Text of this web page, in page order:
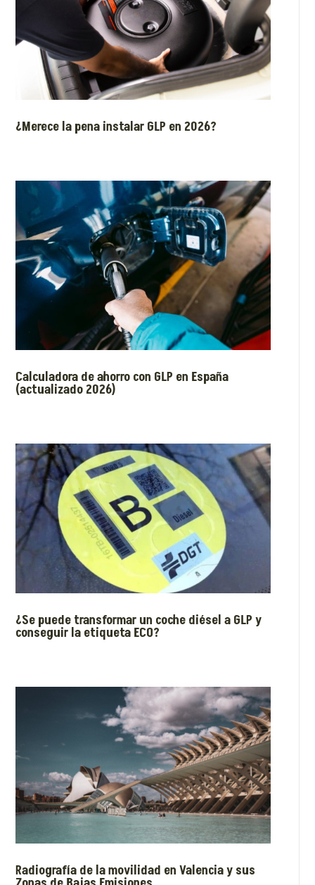
¿Merece la pena instalar GLP en 2026?
Calculadora de ahorro con GLP en España
(actualizado 2026)
¿Se puede transformar un coche diésel a GLP y
conseguir la etiqueta ECO?
Radiografía de la movilidad en Valencia y sus